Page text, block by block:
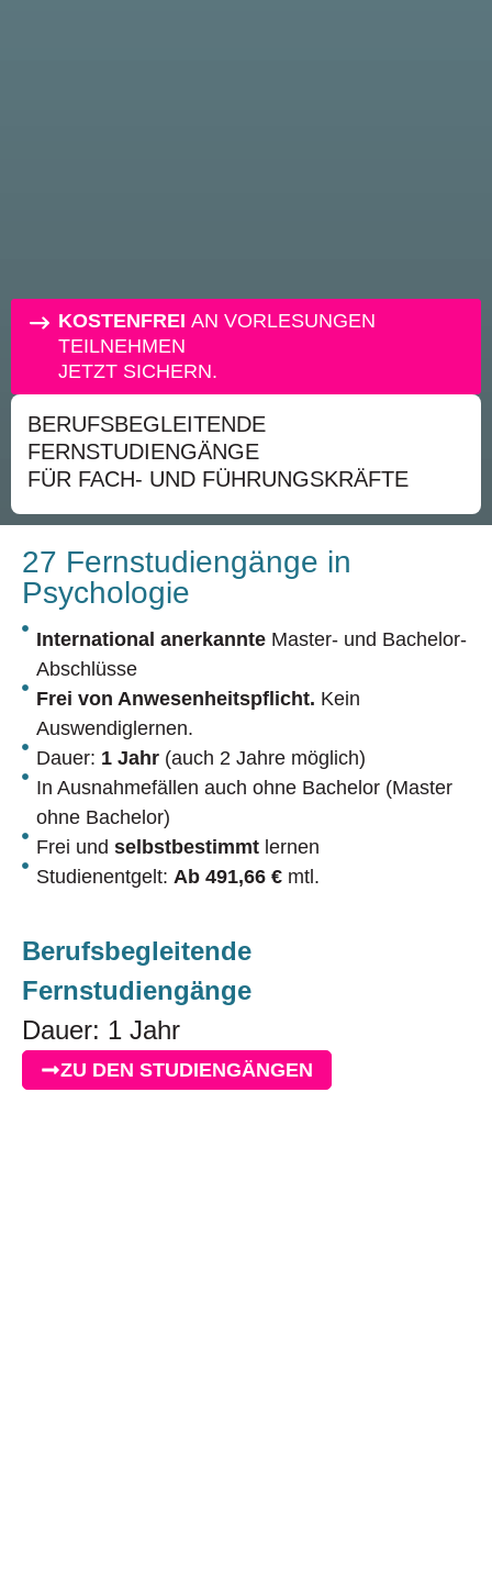
KOSTENFREI AN VORLESUNGEN
TEILNEHMEN
JETZT SICHERN.
BERUFSBEGLEITENDE
FERNSTUDIENGÄNGE
FÜR FACH- UND FÜHRUNGSKRÄFTE
Berufsbegleitende
Fernstudiengänge
Dauer: 1 Jahr
ZU DEN STUDIENGÄNGEN
27 Fernstudiengänge in
Psychologie
International anerkannteMaster- und Bachelor-
Abschlüsse
Frei von Anwesenheitspflicht. Kein
Auswendiglernen.
Dauer: 1 Jahr(auch 2 Jahre möglich)
In Ausnahmefällen auch ohne Bachelor (Master
ohne Bachelor)
Frei und selbstbestimmtlernen
Studienentgelt: Ab 491,66 €mtl.